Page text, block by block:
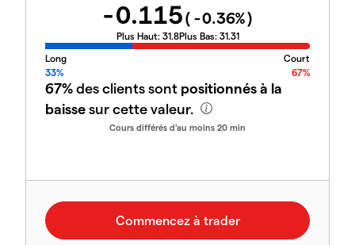
-0.115( -0.36%)
Plus Haut: 31.8Plus Bas: 31.31
Long
Court
33%
67%
67%des clients sont positionnés à la
baissesur cette valeur.
Cours différés d'au moins 20 min